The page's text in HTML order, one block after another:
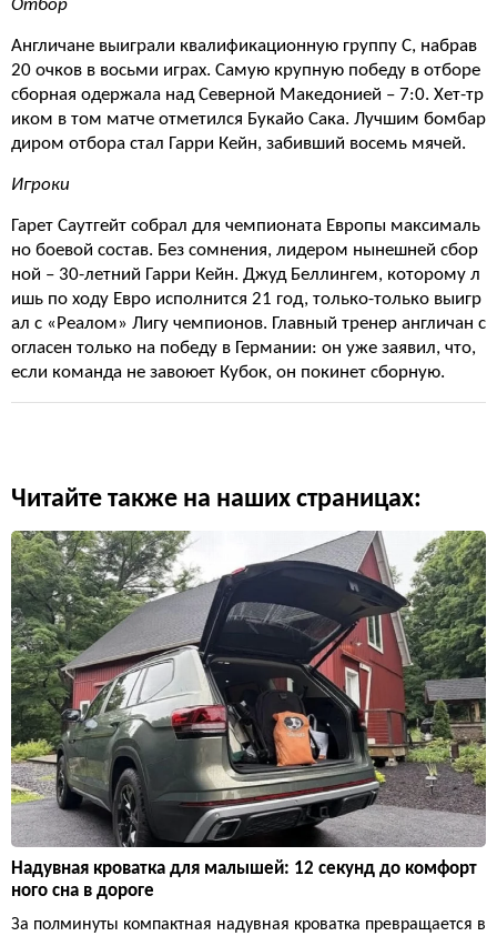
Отбор
Англичане выиграли квалификационную группу С, набрав
20 очков в восьми играх. Самую крупную победу в отборе
сборная одержала над Северной Македонией – 7:0. Хет-тр
иком в том матче отметился Букайо Сака. Лучшим бомбар
диром отбора стал Гарри Кейн, забивший восемь мячей.
Игроки
Гарет Саутгейт собрал для чемпионата Европы максималь
но боевой состав. Без сомнения, лидером нынешней сбор
ной – 30-летний Гарри Кейн. Джуд Беллингем, которому л
ишь по ходу Евро исполнится 21 год, только-только выигр
ал с «Реалом» Лигу чемпионов. Главный тренер англичан с
огласен только на победу в Германии: он уже заявил, что,
если команда не завоюет Кубок, он покинет сборную.
Читайте также на наших страницах:
Надувная кроватка для малышей: 12 секунд до комфорт
ного сна в дороге
За полминуты компактная надувная кроватка превращается в